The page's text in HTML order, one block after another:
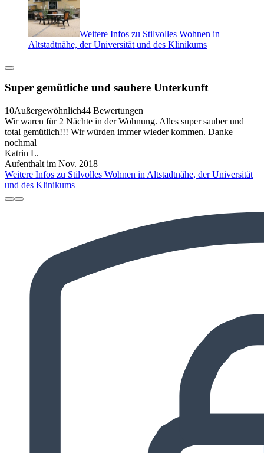
Weitere Infos zu Stilvolles Wohnen in
Altstadtnähe, der Universität und des Klinikums
Super gemütliche und saubere Unterkunft
10Außergewöhnlich44 Bewertungen
Wir waren für 2 Nächte in der Wohnung. Alles super sauber und
total gemütlich!!! Wir würden immer wieder kommen. Danke
nochmal
Katrin L.
Aufenthalt im Nov. 2018
Weitere Infos zu Stilvolles Wohnen in Altstadtnähe, der Universität
und des Klinikums